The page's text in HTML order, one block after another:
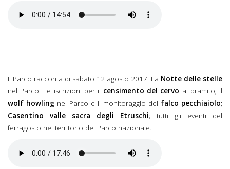
Il Parco racconta di sabato 12 agosto 2017. La Notte delle stelle
nel Parco. Le iscrizioni per il censimento del cervo al bramito; il
wolf howling nel Parco e il monitoraggio del falco pecchiaiolo;
Casentino valle sacra degli Etruschi; tutti gli eventi del
ferragosto nel territorio del Parco nazionale.